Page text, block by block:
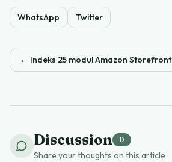
WhatsApp Twitter
← Indeks 25 modul Amazon Storefront
Discussion 0
Share your thoughts on this article